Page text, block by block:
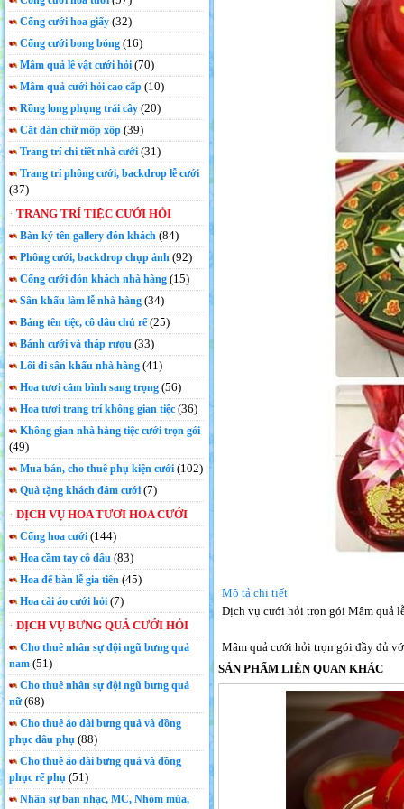
Cổng cưới hoa giấy (32)
Cổng cưới bong bóng (16)
Mâm quả lễ vật cưới hỏi (70)
Mâm quả cưới hỏi cao cấp (10)
Rồng long phụng trái cây (20)
Cắt dán chữ mốp xốp (39)
Trang trí chi tiết nhà cưới (31)
Trang trí phông cưới, backdrop lễ cưới
(37)
TRANG TRÍ TIỆC CƯỚI HỎI
Bàn ký tên gallery đón khách (84)
Phông cưới, backdrop chụp ảnh (92)
Cổng cưới đón khách nhà hàng (15)
Sân khấu làm lễ nhà hàng (34)
Bảng tên tiệc, cô dâu chú rể(25)
Bánh cưới và tháp rượu (33)
Lối đi sân khấu nhà hàng (41)
Hoa tươi cắm bình sang trọng (56)
Hoa tươi trang trí không gian tiệc (36)
Không gian nhà hàng tiệc cưới trọn gói
(49)
Mua bán, cho thuê phụ kiện cưới (102)
Quà tặng khách đám cưới (7)
DỊCH VỤ HOA TƯƠI HOA CƯỚI
Cổng hoa cưới (144)
Hoa cầm tay cô dâu(83)
Hoa để bàn lễ gia tiên (45)
Hoa cài áo cưới hỏi (7)
DỊCH VỤ BƯNG QUẢ CƯỚI HỎI
Cho thuê nhân sự đội ngũ bưng quả
nam (51)
Cho thuê nhân sự đội ngũ bưng quả
nữ(68)
Cho thuê áo dài bưng quả và đồng
phục dâu phụ (88)
Cho thuê áo dài bưng quả và đồng
phục rể phụ (51)
Nhân sự ban nhạc, MC, Nhóm múa,
Mô tả chi tiết
Dịch vụ cưới hỏi trọn gói Mâm quả
Mâm quả cưới hỏi trọn gói đầy đủ
SẢN PHẨM LIÊN QUAN KHÁC